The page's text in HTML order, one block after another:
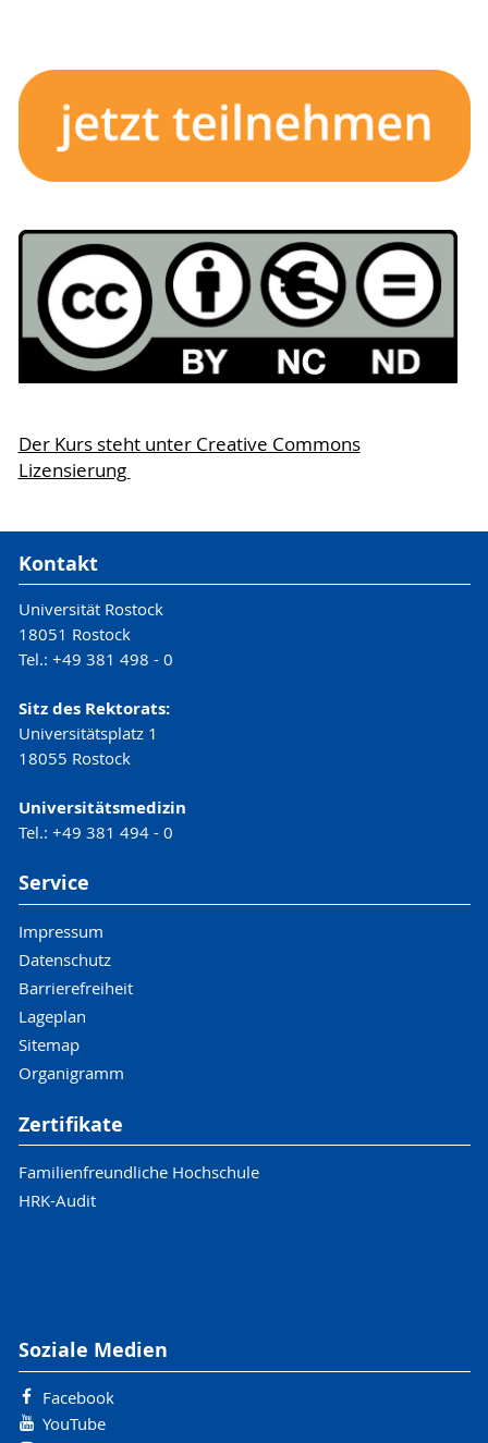
Der Kurs steht unter Creative Commons
Lizensierung
Kontakt
Universität Rostock
18051 Rostock
Tel.: +49 381 498 - 0
Sitz des Rektorats:
Universitätsplatz 1
18055 Rostock
Universitätsmedizin
Tel.: +49 381 494 - 0
Service
Impressum
Datenschutz
Barrierefreiheit
Lageplan
Sitemap
Organigramm
Zertifikate
Familienfreundliche Hochschule
HRK-Audit
Soziale Medien
Facebook
YouTube